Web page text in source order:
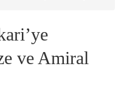
ve Amiral